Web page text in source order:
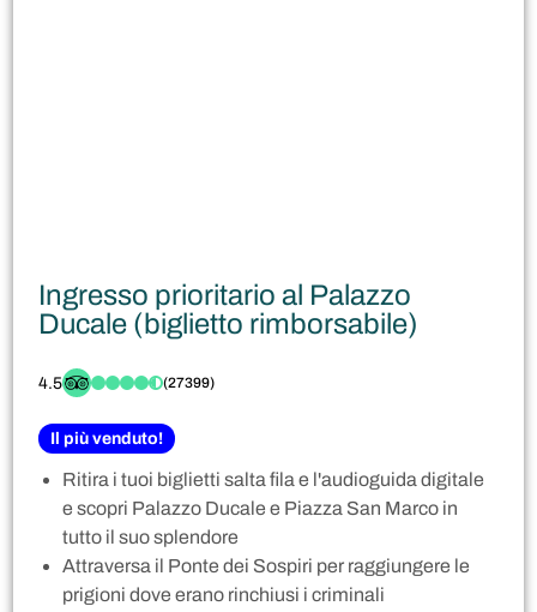
Ingresso prioritario al Palazzo
Ducale (biglietto rimborsabile)
4.5 (27399)
Il più venduto!
Ritira i tuoi biglietti salta fila e l'audioguida digitale
e scopri Palazzo Ducale e Piazza San Marco in
tutto il suo splendore
Attraversa il Ponte dei Sospiri per raggiungere le
prigioni dove erano rinchiusi i criminali